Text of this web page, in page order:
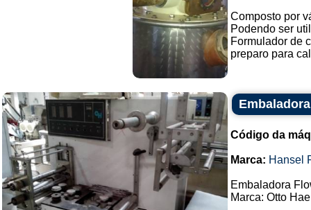
Composto por
Podendo ser
Formulador de
preparo para
Código da
Marca: Hansel
Embaladora
Marca: Otto